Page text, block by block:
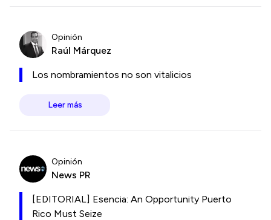
Opinión
Raúl Márquez
Los nombramientos no son vitalicios
Leer más
Opinión
News PR
[EDITORIAL] Esencia: An Opportunity Puerto
Rico Must Seize